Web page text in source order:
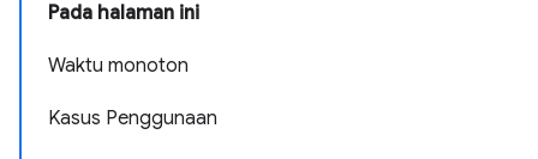
Pada halaman ini
Waktu monoton
Kasus Penggunaan